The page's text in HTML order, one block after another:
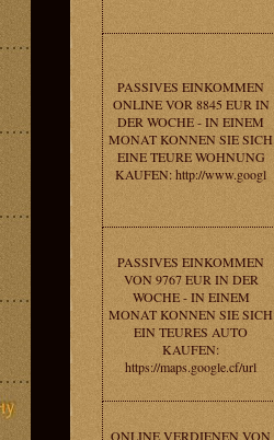
PASSIVES EINKOMMEN
ONLINE VOR 8845 EUR IN
DER WOCHE - IN EINEM
MONAT KONNEN SIE SICH
EINE TEURE WOHNUNG
KAUFEN: http://www.googl
PASSIVES EINKOMMEN
VON 9767 EUR IN DER
WOCHE - IN EINEM
MONAT KONNEN SIE SICH
EIN TEURES AUTO
KAUFEN:
https://maps.google.cf/url
ONLINE VERDIENEN VON